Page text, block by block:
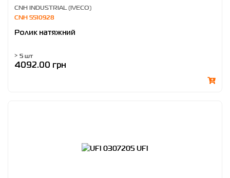
CNH INDUSTRIAL (IVECO)
CNH 5510928
Ролик натяжний
> 5 шт
4092.00 грн